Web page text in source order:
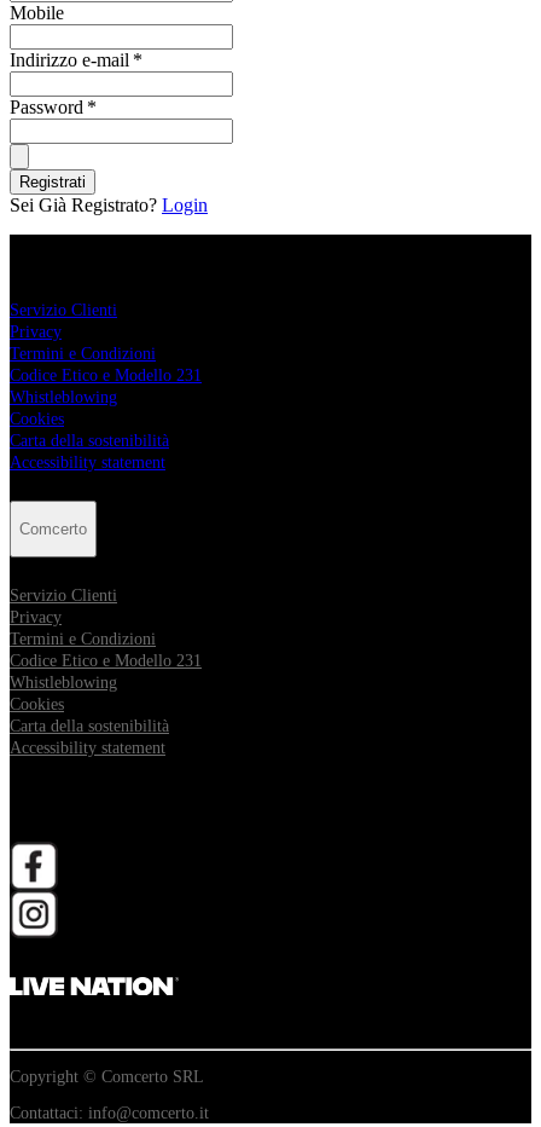
Mobile
Indirizzo e-mail *
Password *
Registrati
Sei Già Registrato? Login
Servizio Clienti
Privacy
Termini e Condizioni
Codice Etico e Modello 231
Whistleblowing
Cookies
Carta della sostenibilità
Accessibility statement
Comcerto
Servizio Clienti
Privacy
Termini e Condizioni
Codice Etico e Modello 231
Whistleblowing
Cookies
Carta della sostenibilità
Accessibility statement
apri in una nuova scheda
apri in una nuova scheda
Copyright © Comcerto SRL
Contattaci: info@comcerto.it